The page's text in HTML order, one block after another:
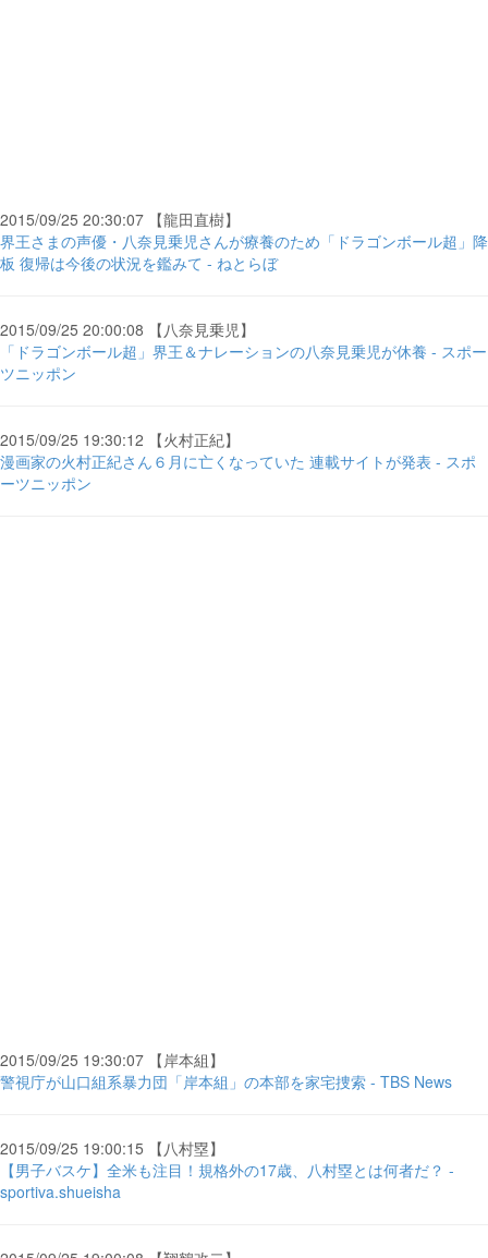
2015/09/25 20:30:07 【龍田直樹】
界王さまの声優・八奈見乗児さんが療養のため「ドラゴンボール超」降
板 復帰は今後の状況を鑑みて - ねとらぼ
2015/09/25 20:00:08 【八奈見乗児】
「ドラゴンボール超」界王＆ナレーションの八奈見乗児が休養 - スポー
ツニッポン
2015/09/25 19:30:12 【火村正紀】
漫画家の火村正紀さん６月に亡くなっていた 連載サイトが発表 - スポ
ーツニッポン
2015/09/25 19:30:07 【岸本組】
警視庁が山口組系暴力団「岸本組」の本部を家宅捜索 - TBS News
2015/09/25 19:00:15 【八村塁】
【男子バスケ】全米も注目！規格外の17歳、八村塁とは何者だ？ -
sportiva.shueisha